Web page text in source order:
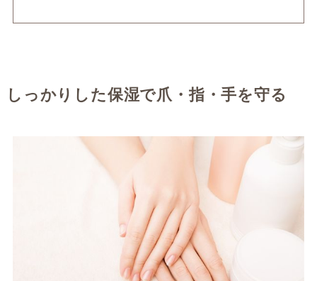
しっかりした保湿で爪・指・手を守る